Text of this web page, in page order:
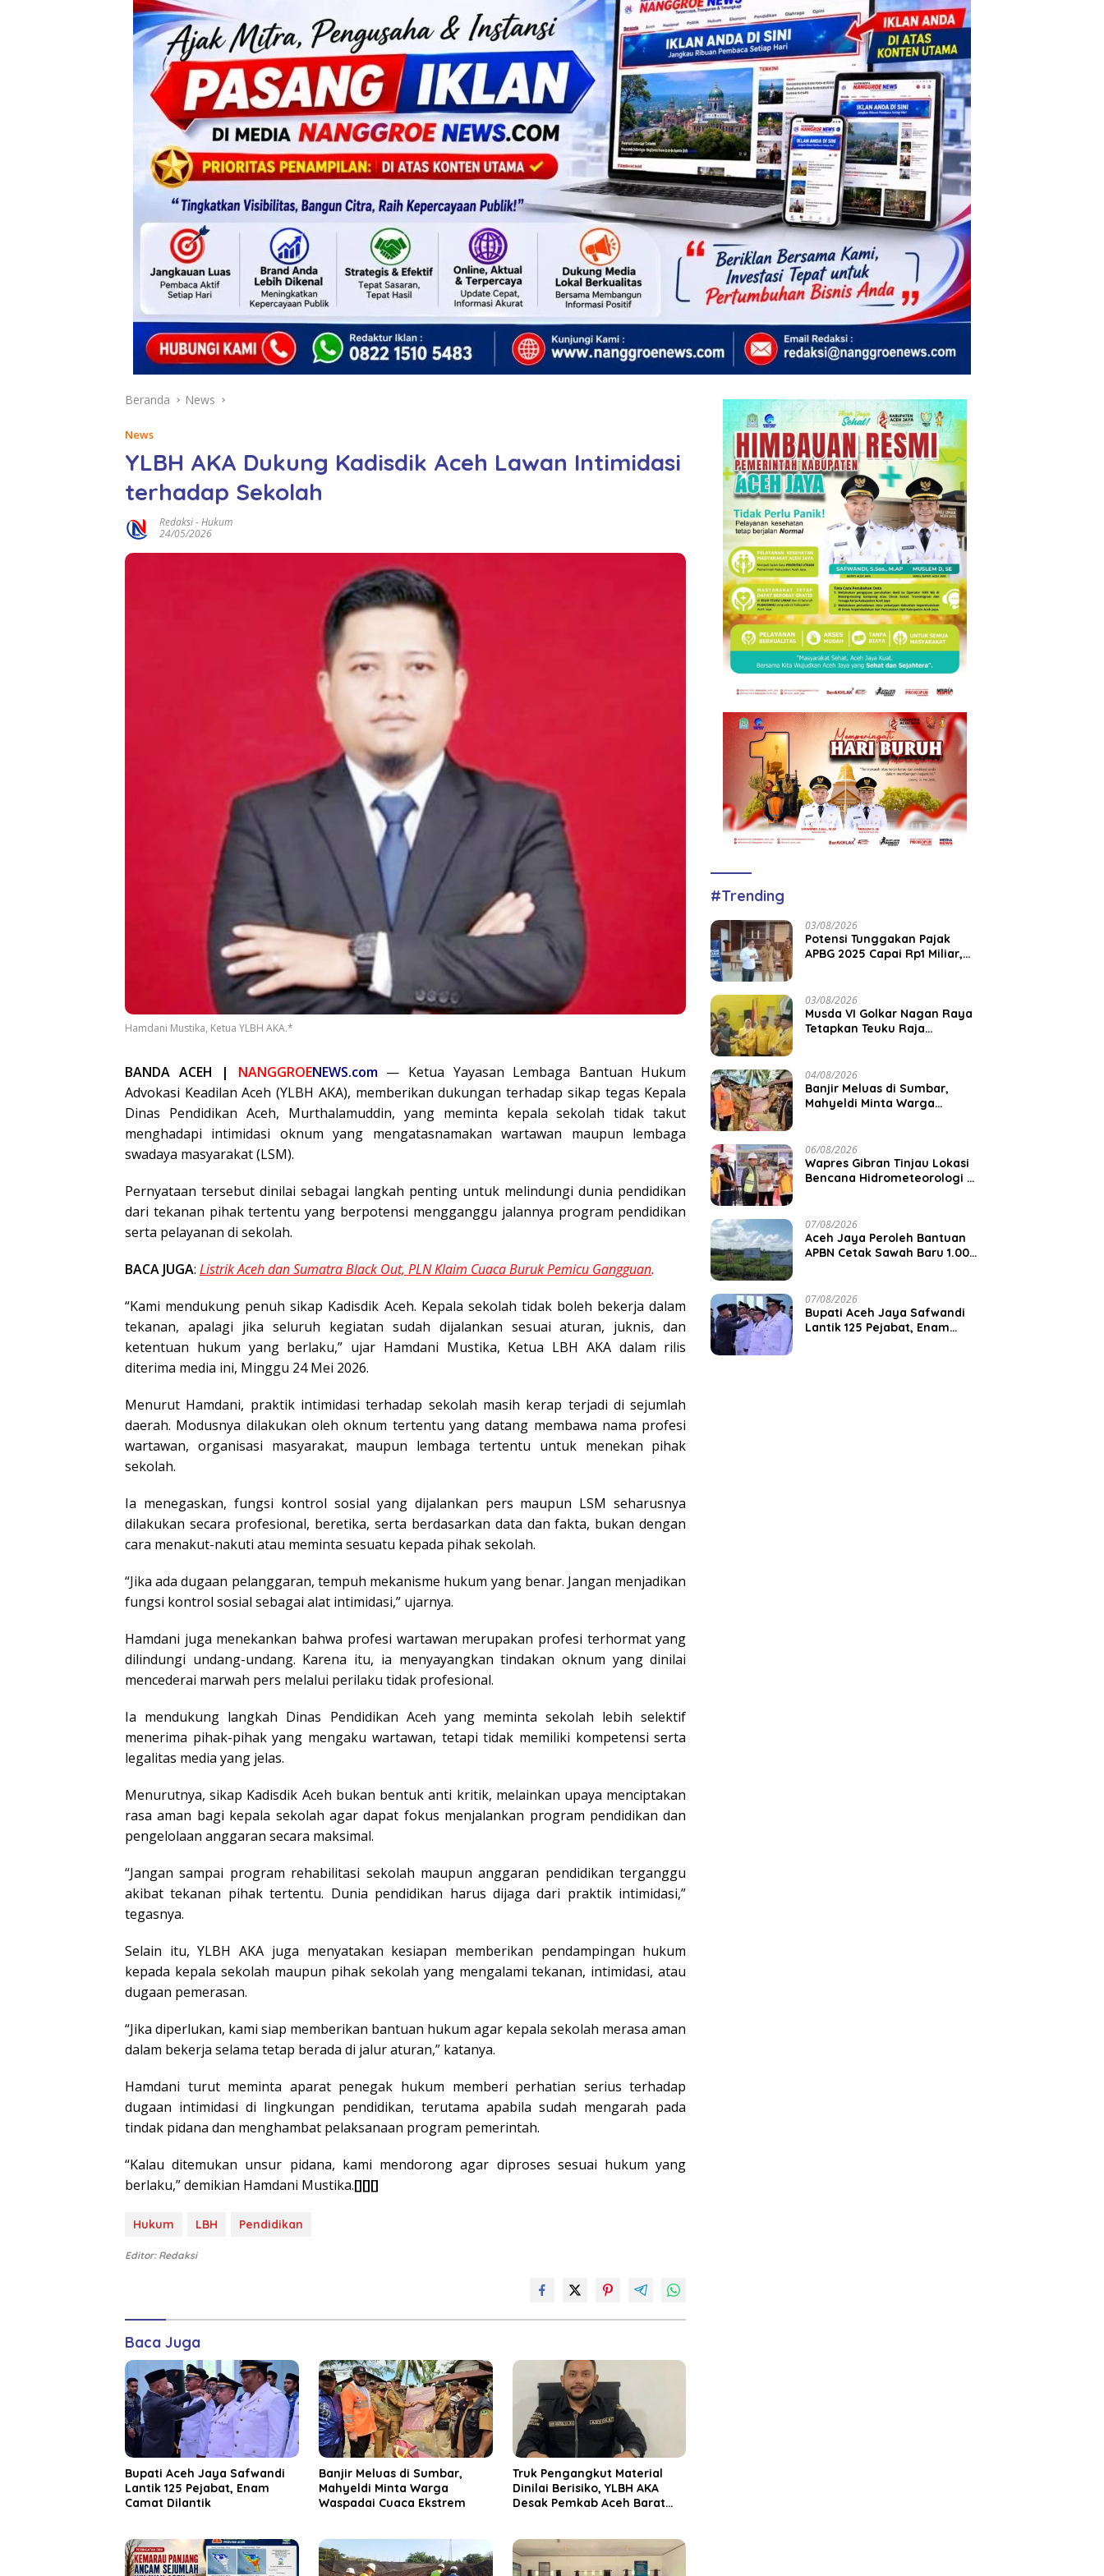
Beranda News
News
YLBH AKA Dukung Kadisdik Aceh Lawan Intimidasi
terhadap Sekolah
Redaksi-Hukum
24/05/2026
Hamdani Mustika, Ketua YLBH AKA.*
BANDA ACEH | NANGGROENEWS.com— Ketua Yayasan Lembaga Bantuan Hukum
Advokasi Keadilan Aceh (YLBH AKA), memberikan dukungan terhadap sikap tegas Kepala
Dinas Pendidikan Aceh, Murthalamuddin, yang meminta kepala sekolah tidak takut
menghadapi intimidasi oknum yang mengatasnamakan wartawan maupun lembaga
swadaya masyarakat (LSM).
Pernyataan tersebut dinilai sebagai langkah penting untuk melindungi dunia pendidikan
dari tekanan pihak tertentu yang berpotensi mengganggu jalannya program pendidikan
serta pelayanan di sekolah.
BACA JUGA: Listrik Aceh dan Sumatra Black Out, PLN Klaim Cuaca Buruk Pemicu Gangguan.
“Kami mendukung penuh sikap Kadisdik Aceh. Kepala sekolah tidak boleh bekerja dalam
tekanan, apalagi jika seluruh kegiatan sudah dijalankan sesuai aturan, juknis, dan
ketentuan hukum yang berlaku,” ujar Hamdani Mustika, Ketua LBH AKA dalam rilis
diterima media ini, Minggu 24 Mei 2026.
Menurut Hamdani, praktik intimidasi terhadap sekolah masih kerap terjadi di sejumlah
daerah. Modusnya dilakukan oleh oknum tertentu yang datang membawa nama profesi
wartawan, organisasi masyarakat, maupun lembaga tertentu untuk menekan pihak
sekolah.
Ia menegaskan, fungsi kontrol sosial yang dijalankan pers maupun LSM seharusnya
dilakukan secara profesional, beretika, serta berdasarkan data dan fakta, bukan dengan
cara menakut-nakuti atau meminta sesuatu kepada pihak sekolah.
“Jika ada dugaan pelanggaran, tempuh mekanisme hukum yang benar. Jangan menjadikan
fungsi kontrol sosial sebagai alat intimidasi,” ujarnya.
Hamdani juga menekankan bahwa profesi wartawan merupakan profesi terhormat yang
dilindungi undang-undang. Karena itu, ia menyayangkan tindakan oknum yang dinilai
mencederai marwah pers melalui perilaku tidak profesional.
Ia mendukung langkah Dinas Pendidikan Aceh yang meminta sekolah lebih selektif
menerima pihak-pihak yang mengaku wartawan, tetapi tidak memiliki kompetensi serta
legalitas media yang jelas.
Menurutnya, sikap Kadisdik Aceh bukan bentuk anti kritik, melainkan upaya menciptakan
rasa aman bagi kepala sekolah agar dapat fokus menjalankan program pendidikan dan
pengelolaan anggaran secara maksimal.
“Jangan sampai program rehabilitasi sekolah maupun anggaran pendidikan terganggu
akibat tekanan pihak tertentu. Dunia pendidikan harus dijaga dari praktik intimidasi,”
tegasnya.
Selain itu, YLBH AKA juga menyatakan kesiapan memberikan pendampingan hukum
kepada kepala sekolah maupun pihak sekolah yang mengalami tekanan, intimidasi, atau
dugaan pemerasan.
“Jika diperlukan, kami siap memberikan bantuan hukum agar kepala sekolah merasa aman
dalam bekerja selama tetap berada di jalur aturan,” katanya.
Hamdani turut meminta aparat penegak hukum memberi perhatian serius terhadap
dugaan intimidasi di lingkungan pendidikan, terutama apabila sudah mengarah pada
tindak pidana dan menghambat pelaksanaan program pemerintah.
“Kalau ditemukan unsur pidana, kami mendorong agar diproses sesuai hukum yang
berlaku,” demikian Hamdani Mustika.[][][]
Hukum LBH Pendidikan
Editor: Redaksi
Baca Juga
Bupati Aceh Jaya Safwandi
Lantik 125 Pejabat, Enam
Camat Dilantik
Banjir Meluas di Sumbar,
Mahyeldi Minta Warga
Waspadai Cuaca Ekstrem
Truk Pengangkut Material
Dinilai Berisiko, YLBH AKA
Desak Pemkab Aceh Barat
#Trending
03/08/2026
Potensi Tunggakan Pajak
APBG 2025 Capai Rp1 Miliar,
03/08/2026
Musda VI Golkar Nagan Raya
Tetapkan Teuku Raja
04/08/2026
Banjir Meluas di Sumbar,
Mahyeldi Minta Warga
06/08/2026
Wapres Gibran Tinjau Lokasi
Bencana Hidrometeorologi di
07/08/2026
Aceh Jaya Peroleh Bantuan
APBN Cetak Sawah Baru 1.000
07/08/2026
Bupati Aceh Jaya Safwandi
Lantik 125 Pejabat, Enam